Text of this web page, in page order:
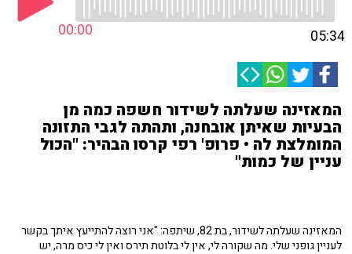
00:00 05:34
המאזינה שעלתה לשידור חשפה כמה מן
הבעיות שאיתן אובחנה, ותהתה לגבי התזונה
המומלצת לה • פרופ' רפי קרסו הבהיר: "הכול
עניין של כמות"
המאזינה שעלתה לשידור, בת 82, שיתפה: "אני רוצה להתייעץ איתך בקשר
לעניין גופני שלי. מה שקורה לי, אין לי בלוטת תירס ואין לי כיס מרה, יש